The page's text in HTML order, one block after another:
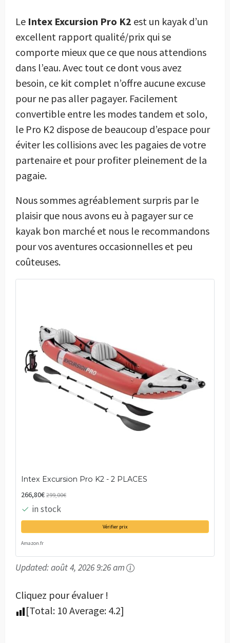
Le Intex Excursion Pro K2 est un kayak d’un
excellent rapport qualité/prix qui se
comporte mieux que ce que nous attendions
dans l’eau. Avec tout ce dont vous avez
besoin, ce kit complet n’offre aucune excuse
pour ne pas aller pagayer. Facilement
convertible entre les modes tandem et solo,
le Pro K2 dispose de beaucoup d’espace pour
éviter les collisions avec les pagaies de votre
partenaire et pour profiter pleinement de la
pagaie.
Nous sommes agréablement surpris par le
plaisir que nous avons eu à pagayer sur ce
kayak bon marché et nous le recommandons
pour vos aventures occasionnelles et peu
coûteuses.
Intex Excursion Pro K2 - 2 PLACES
266,80€ 299,00€
in stock
Vérifier prix
Amazon.fr
Updated:août 4, 2026 9:26 am
Cliquez pour évaluer !
[Total: 10 Average: 4.2]